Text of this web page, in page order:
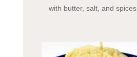
with butter, salt, and spices.